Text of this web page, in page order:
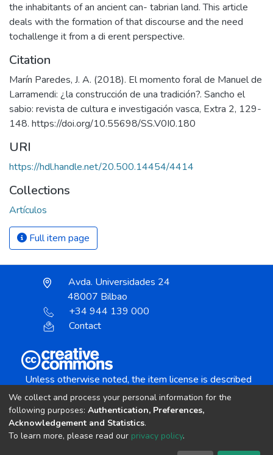
the inhabitants of an ancient can- tabrian land. This article
deals with the formation of that discourse and the need
tochallenge it from a di erent perspective.
Citation
Marín Paredes, J. A. (2018). El momento foral de Manuel de
Larramendi: ¿la construcción de una tradición?. Sancho el
sabio: revista de cultura e investigación vasca, Extra 2, 129-
148. https://doi.org/10.55698/SS.V0I0.180
URI
https://hdl.handle.net/20.500.14454/4414
Collections
Artículos
Full item page
Avda. Universidades 24
48007 Bilbao
+34 944 139 000
Contact
Unless otherwise noted, the item license is described
Creative Commons Attribution-NonCommercial-
copyright © 2002-2026 LYRASIS
We collect and process your personal information for the
following purposes: Authentication, Preferences,
Acknowledgement and Statistics.
To learn more, please read our privacy policy.